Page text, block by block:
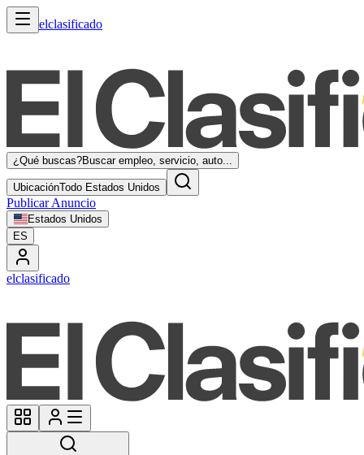
elclasificado
¿Qué buscas?Buscar empleo, servicio, auto...
UbicaciónTodo Estados Unidos
Publicar Anuncio
Estados Unidos
ES
elclasificado